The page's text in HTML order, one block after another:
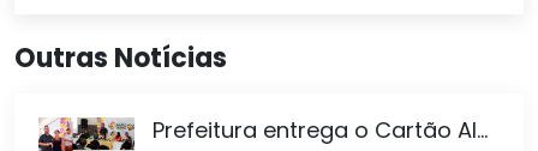
Outras Notícias
Prefeitura entrega o Cartão Al...